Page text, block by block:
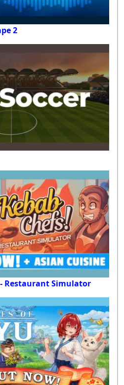
2
- Restaurant Simulator